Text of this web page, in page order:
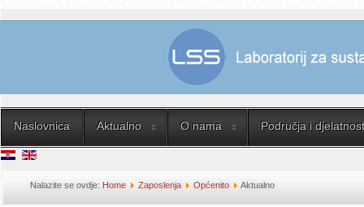
Naslovnica Aktualno O nama Područja i
Nalazite se ovdje: Home Zaposlenja Općenito Aktualno